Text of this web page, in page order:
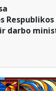
ir darbo